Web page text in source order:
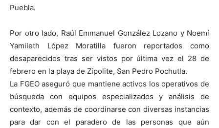
Puebla.
Por otro lado, Raúl Emmanuel González Lozano y Noemí
Yamileth López Moratilla fueron reportados como
desaparecidos tras ser vistos por última vez el 28 de
febrero en la playa de Zipolite, San Pedro Pochutla.
La FGEO aseguró que mantiene activos los operativos de
búsqueda con equipos especializados y análisis de
contexto, además de coordinarse con diversas instancias
para dar con el paradero de las personas que aún